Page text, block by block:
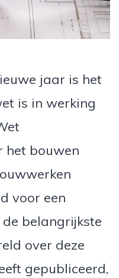
jaar is het
is in werking
het bouwen
voor een
belangrijkste
over deze
gepubliceerd,